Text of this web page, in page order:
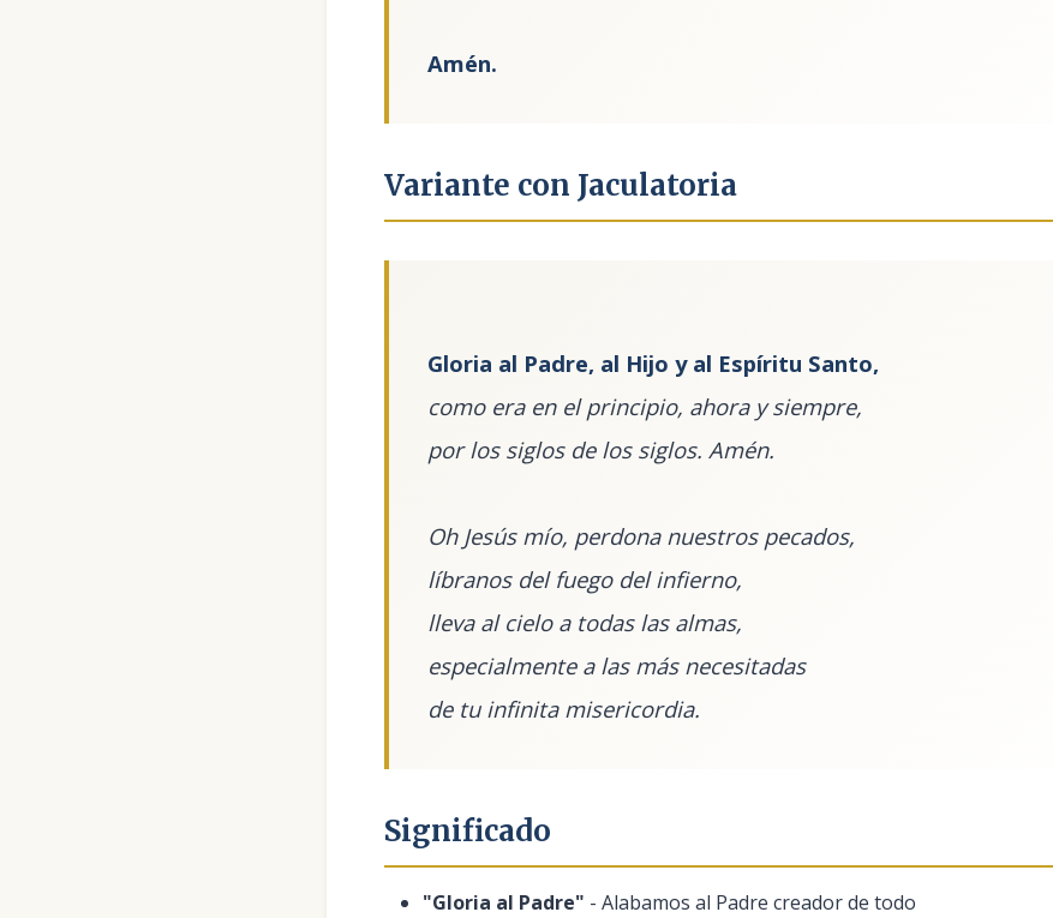
Amén.
Variante con Jaculatoria
Gloria al Padre, al Hijo y al Espíritu Santo,
como era en el principio, ahora y siempre,
por los siglos de los siglos. Amén.
Oh Jesús mío, perdona nuestros pecados,
líbranos del fuego del infierno,
lleva al cielo a todas las almas,
especialmente a las más necesitadas
de tu infinita misericordia.
Significado
"Gloria al Padre" - Alabamos al Padre creador de todo